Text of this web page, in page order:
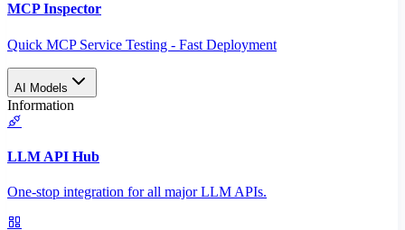
MCP Inspector
Quick MCP Service Testing - Fast Deployment
AI Models
Information
LLM API Hub
One-stop integration for all major LLM APIs.